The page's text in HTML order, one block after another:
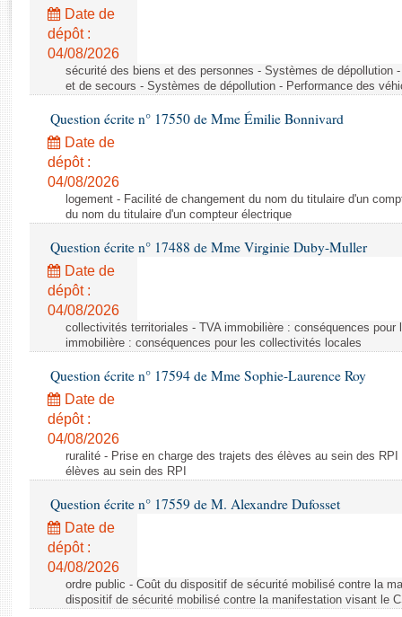
Rapports législatifs
Rapports sur l'application des lois
Baromètre de l’application des lois
Dossiers législatifs
Budget et sécurité sociale
Questions écrites et orales
Comptes rendus des débats
Date de
dépôt :
04/08/2026
sécurité des biens et des personnes - Systèmes de dépollution
et de secours - Systèmes de dépollution - Performance des
Question écrite n° 17550 de Mme Émilie Bonnivard
Date de
dépôt :
04/08/2026
logement - Facilité de changement du nom du titulaire d'un
du nom du titulaire d'un compteur électrique
Question écrite n° 17488 de Mme Virginie Duby-Muller
Date de
dépôt :
04/08/2026
collectivités territoriales - TVA immobilière : conséquences
immobilière : conséquences pour les collectivités locales
Question écrite n° 17594 de Mme Sophie-Laurence Roy
Date de
dépôt :
04/08/2026
ruralité - Prise en charge des trajets des élèves au sein des
élèves au sein des RPI
Question écrite n° 17559 de M. Alexandre Dufosset
Date de
dépôt :
04/08/2026
ordre public - Coût du dispositif de sécurité mobilisé contre la
dispositif de sécurité mobilisé contre la manifestation visant le